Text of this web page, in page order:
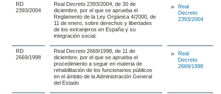
RD
2393/2004
Real Decreto 2393/2004, de 30 de
diciembre, por el que se aprueba el
Reglamento de la Ley Orgánica 4/2000, de
11 de enero, sobre derechos y libertades
de los extranjeros en España y su
integración social.
Real
Decreto
2393/2004
RD
2669/1998
Real Decreto 2669/1998, de 11 de
diciembre, por el que se aprueba el
procedimiento a seguir en materia de
rehabilitación de los funcionarios públicos
en el ámbito de la Administración General
del Estado
Real
Decreto
2669/1998